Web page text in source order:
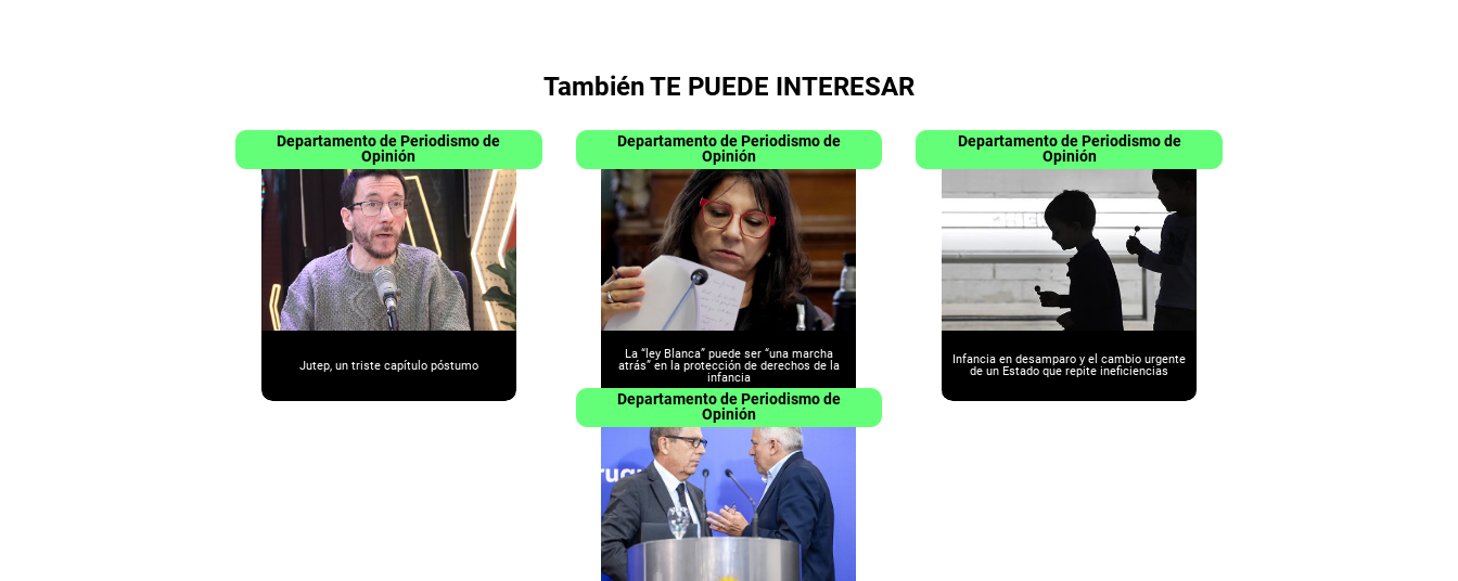
También TE PUEDE INTERESAR
Departamento de Periodismo de
Opinión
Jutep, un triste capítulo póstumo
Departamento de Periodismo de
Opinión
La “ley Blanca” puede ser “una marcha
atrás” en la protección de derechos de la
infancia
Departamento de Periodismo de
Opinión
Infancia en desamparo y el cambio urgente
de un Estado que repite ineficiencias
Departamento de Periodismo de
Opinión